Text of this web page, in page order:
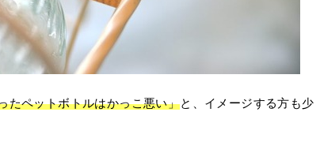
たペットボトルはかっこ悪い」と、イメージする方も少